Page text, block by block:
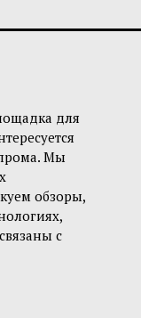
для
Мы
обзоры,
с